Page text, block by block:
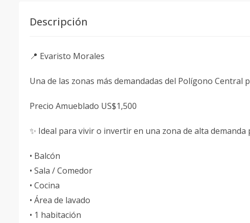
Descripción
📍 Evaristo Morales
Una de las zonas más demandadas del Polígono Central
Precio Amueblado US$1,500
✨ Ideal para vivir o invertir en una zona de alta demanda
• Balcón
• Sala / Comedor
• Cocina
• Área de lavado
• 1 habitación